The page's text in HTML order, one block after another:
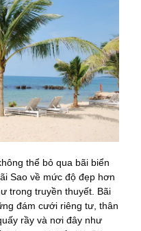
thể bỏ qua bãi biển
Sao về mức độ đẹp hơn
trong truyền thuyết. Bãi
đám cưới riêng tư, thân
rầy và nơi đây như